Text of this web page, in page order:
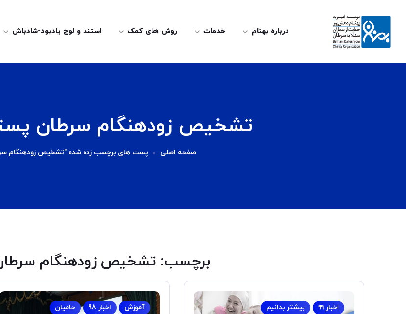
درباره بهنام خدمات روش های کمک استند و لوح یادبود-شادباش
تشخیص زودهنگام سرطان
صفحه اصلی پست های برچسب زده شده "تشخیص زودهنگام
برچسب: تشخیص زودهنگام
اخبار ۹۹ بیشتر بدانیم آموزش اخبار 98 حامیان